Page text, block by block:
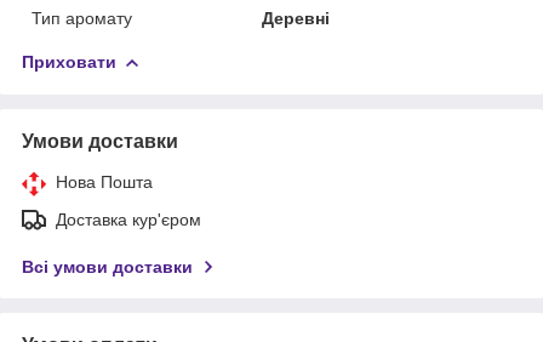
Тип аромату
Деревні
Приховати
Умови доставки
Нова Пошта
Доставка кур'єром
Всі умови доставки